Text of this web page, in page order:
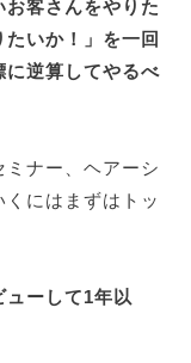
お客さんをやりた
いか！」を一回
に逆算してやるべ
ナー、ヘアーシ
にはまずはトッ
ューして1年以